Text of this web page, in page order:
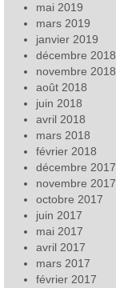
mai 2019
mars 2019
janvier 2019
décembre 2018
novembre 2018
août 2018
juin 2018
avril 2018
mars 2018
février 2018
décembre 2017
novembre 2017
octobre 2017
juin 2017
mai 2017
avril 2017
mars 2017
février 2017